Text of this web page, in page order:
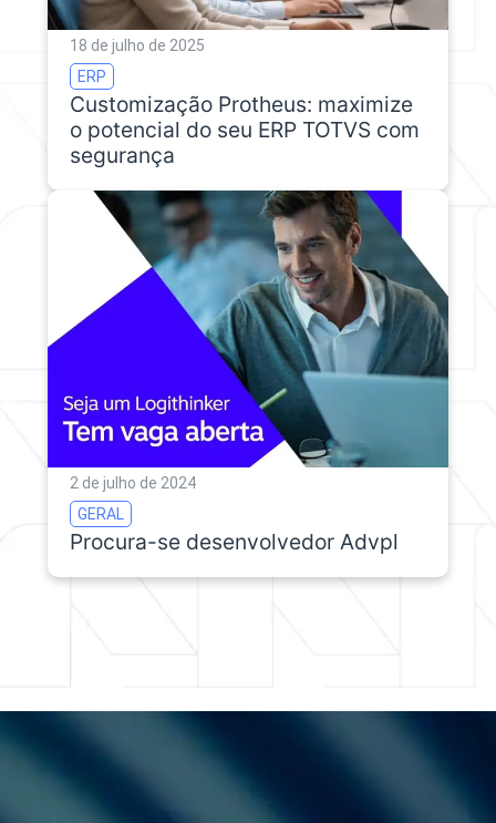
18 de julho de 2025
ERP
Customização Protheus: maximize
o potencial do seu ERP TOTVS com
segurança
2 de julho de 2024
GERAL
Procura-se desenvolvedor Advpl